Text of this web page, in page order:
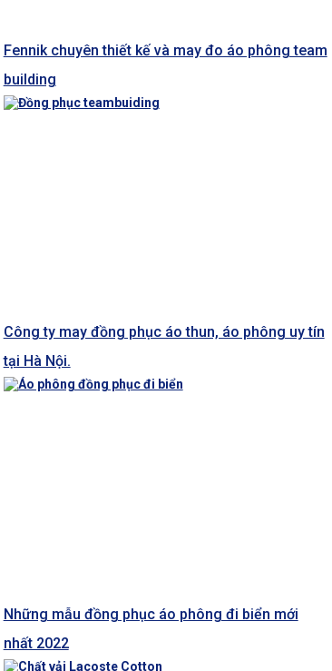
Fennik chuyên thiết kế và may đo áo phông team
building
Công ty may đồng phục áo thun, áo phông uy tín
tại Hà Nội.
Những mẫu đồng phục áo phông đi biển mới
nhất 2022